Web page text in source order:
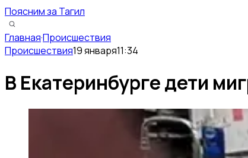
Поясним за Тагил
Главная·Происшествия
Происшествия19 января11:34
В Екатеринбурге дети